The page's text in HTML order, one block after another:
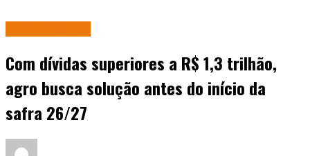
Com dívidas superiores a R$ 1,3 trilhão,
agro busca solução antes do início da
safra 26/27